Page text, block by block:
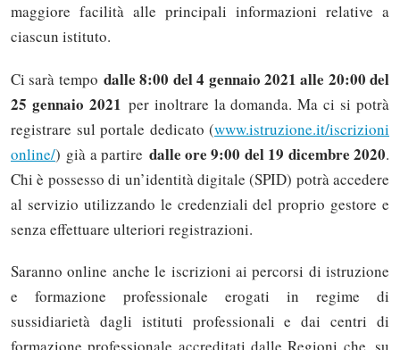
maggiore facilità alle principali informazioni relative a
ciascun istituto.
Ci sarà tempo dalle 8:00 del 4 gennaio 2021 alle 20:00 del
25 gennaio 2021 per inoltrare la domanda. Ma ci si potrà
registrare sul portale dedicato (www.istruzione.it/iscrizioni
online/) già a partire dalle ore 9:00 del 19 dicembre 2020.
Chi è possesso di un’identità digitale (SPID) potrà accedere
al servizio utilizzando le credenziali del proprio gestore e
senza effettuare ulteriori registrazioni.
Saranno online anche le iscrizioni ai percorsi di istruzione
e formazione professionale erogati in regime di
sussidiarietà dagli istituti professionali e dai centri di
formazione professionale accreditati dalle Regioni che, su